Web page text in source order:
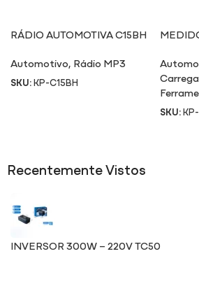
RÁDIO AUTOMOTIVA C15BH
Automotivo, Rádio MP3
SKU:KP-C15BH
BT01
SKU:
Recentemente Vistos
INVERSOR 300W – 220V TC50